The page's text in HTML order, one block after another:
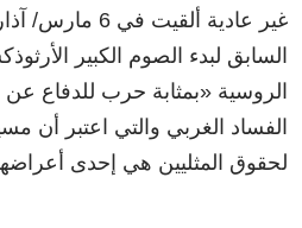
غير عادية ألقيت
السابق لبدء الصوم الكبير
الروسية «بمثابة حرب للدفاع
الفساد الغربي والتي اعتبر أن
لحقوق المثليين هي إحدى أعراضها